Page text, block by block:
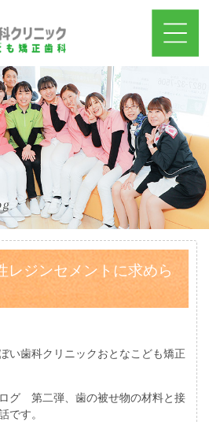
レジンセメントに求めら
い歯科クリニックおとなこども矯正
グ 第二弾、歯の被せ物の材料と接
です。